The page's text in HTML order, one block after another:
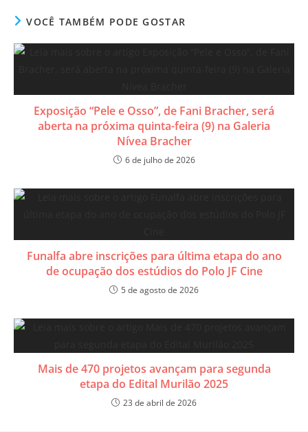
VOCÊ TAMBÉM PODE GOSTAR
​Exposição “Pele e Osso”, de Fani Bracher, será
aberta na próxima quinta-feira (9) na Galeria
Nívea Bracher
6 de julho de 2026
Funalfa abre inscrições para última etapa do ano
de ocupação dos estúdios do Polo JF Cine
5 de agosto de 2026
Mais de 470 projetos avançam para segunda
etapa do Edital Murilão 2025
23 de abril de 2026